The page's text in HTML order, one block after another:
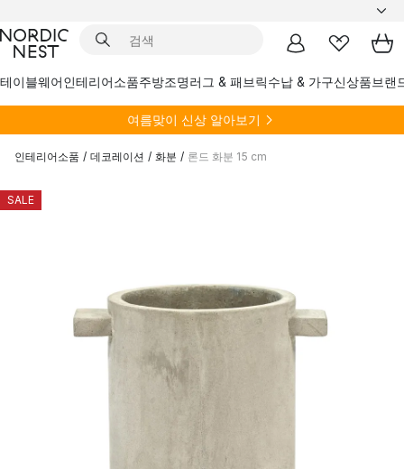
테이블웨어인테리어소품주방조명러그 & 패브릭수납 & 가구신상품브랜
여름맞이 신상 알아보기
인테리어소품 / 데코레이션 / 화분 / 론드 화분 15 cm
SALE